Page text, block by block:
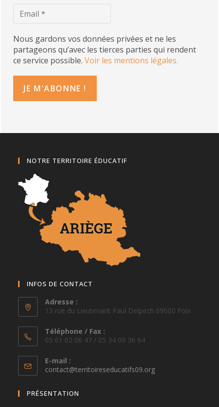
Nous gardons vos données privées et ne les
partageons qu’avec les tierces parties qui rendent
ce service possible.Voir les mentions légales.
NOTRE TERRITOIRE ÉDUCATIF
INFOS DE CONTACT
Adresse :
13 rue du Lieutenant Paul Delpech 09000 Foix
Téléphone / Fax :
05 61 02 06 47 / 05 34 09 36 64
E-mail :
contact@territoireseducatifs09.orgS’ouvre
PRÉSENTATION